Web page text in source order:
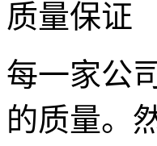
质量保证
每一家公
的质量。